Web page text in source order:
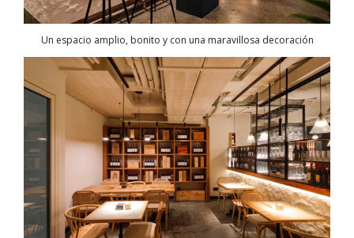
Un espacio amplio, bonito y con una maravillosa decoración